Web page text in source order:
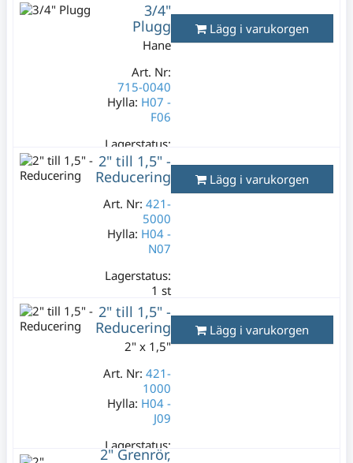
3/4"
Plugg
Hane
Art. Nr:
715-0040
Hylla: H07 -
F06
Lagerstatus:
17 st
39 kr
Varav moms:
7,80 kr
Lägg i varukorgen
2" till 1,5" -
Reducering
Art. Nr:421-
5000
Hylla: H04 -
N07
Lagerstatus:
1 st
149 kr
Varav moms:
29,80 kr
Lägg i varukorgen
2" till 1,5" -
Reducering
2" x 1,5"
Art. Nr:421-
1000
Hylla: H04 -
J09
Lagerstatus:
0 st
Lägg i varukorgen
2" Grenrör,